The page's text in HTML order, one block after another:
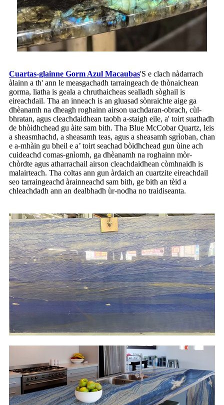
Cuartas-glainne Gorm Azul Macaubas'S e clach nàdarrach
àlainn a th' ann le measgachadh tarraingeach de thònaichean
gorma, liatha is geala a chruthaicheas sealladh sòghail is
eireachdail. Tha an inneach is an gluasad sònraichte aige ga
dhèanamh na dheagh roghainn airson uachdaran-obrach, cùl-
bhratan, agus cleachdaidhean taobh a-staigh eile, a' toirt suathadh
de bhòidhchead gu àite sam bith. Tha Blue McCobar Quartz, leis
a sheasmhachd, a sheasamh teas, agus a sheasamh sgrìoban, chan
e a-mhàin gu bheil e a’ toirt seachad bòidhchead gun ùine ach
cuideachd comas-gnìomh, ga dhèanamh na roghainn mòr-
chòrdte agus atharrachail airson cleachdaidhean còmhnaidh is
malairteach. Tha coltas ann gun àrdaich an cuartzite eireachdail
seo tarraingeachd àrainneachd sam bith, ge bith an tèid a
chleachdadh ann an dealbhadh ùr-nodha no traidiseanta.